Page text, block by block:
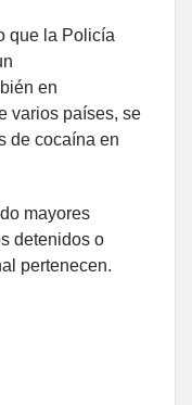
que la Policía
en
varios países, se
de cocaína en
mayores
detenidos o
pertenecen.